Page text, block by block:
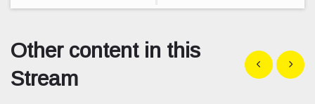
Other content in this
Stream
Show previous
Show